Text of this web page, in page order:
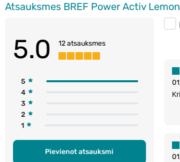
Atsauksmes BREF Power Activ
5.0 12 atsauksmes
5
4
3
2
1
Pievienot atsauksmi